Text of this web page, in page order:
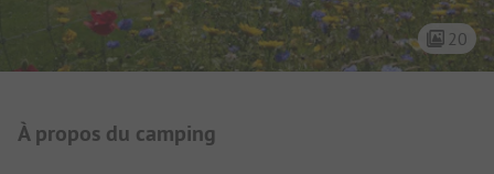
20
Présentation du camping
À propos du camping